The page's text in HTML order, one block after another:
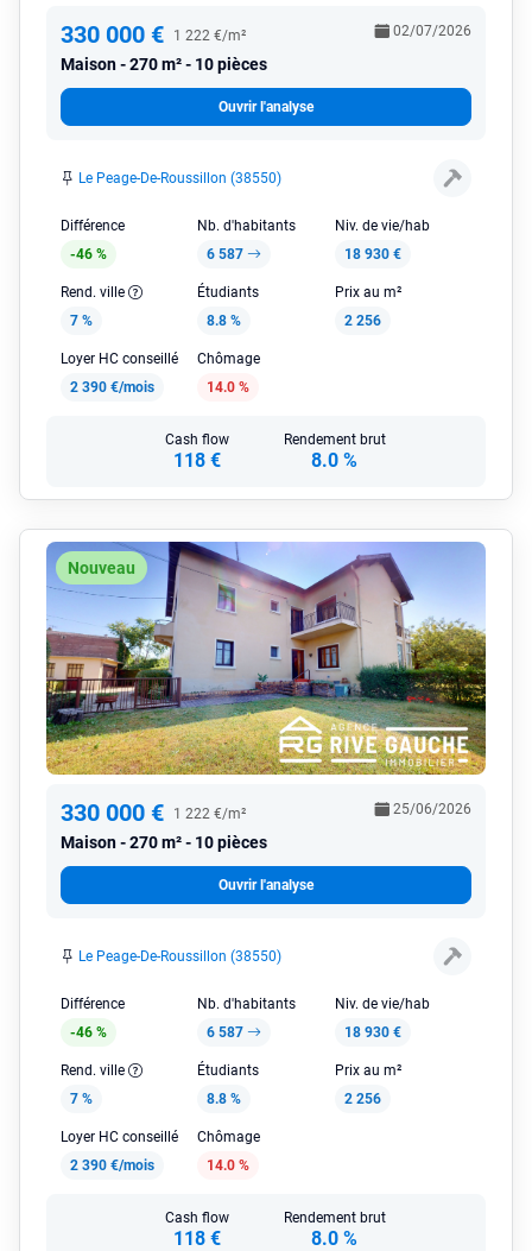
330 000 € 1 222 €/m²
Maison 270 m² - 10 pièces
02/07/2026
Ouvrir l'analyse
Le Peage-De-Roussillon (38550)
Différence
-46 %
Nb. d'habitants
6 587
Niv. de vie/hab
18 930 €
Rend. ville
7 %
Étudiants
8.8 %
Prix au m²
2 256
Loyer HC conseillé
2 390 €/mois
Chômage
14.0 %
Cash flow
118 €
Rendement brut
8.0 %
Nouveau
330 000 € 1 222 €/m²
Maison 270 m² - 10 pièces
25/06/2026
Ouvrir l'analyse
Le Peage-De-Roussillon (38550)
Différence
-46 %
Nb. d'habitants
6 587
Niv. de vie/hab
18 930 €
Rend. ville
7 %
Étudiants
8.8 %
Prix au m²
2 256
Loyer HC conseillé
2 390 €/mois
Chômage
14.0 %
Cash flow
118 €
Rendement brut
8.0 %